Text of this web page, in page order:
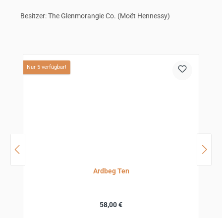
Besitzer: The Glenmorangie Co. (Moët Hennessy)
Nur 5 verfügbar!
Ardbeg Ten
Regulärer Preis:
58,00 €